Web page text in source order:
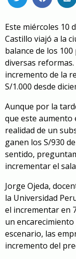
Este miércoles 10
Castillo viajó a la
balance de los
diversas
incremento de la
S/1.000 desde
Aunque por la
que este aumento
realidad de un
ganen los S/930
sentido,
incrementar el
Jorge Ojeda,
la Universidad
el incrementar en
un
escenario, las
incremento del